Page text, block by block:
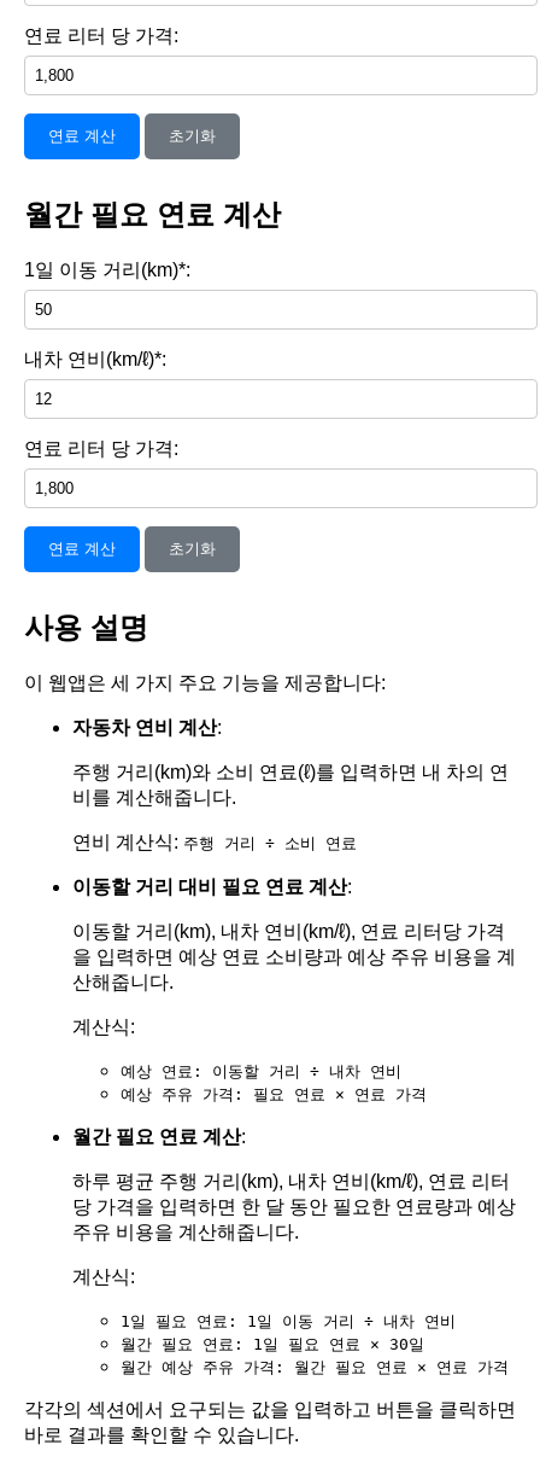
연료 리터 당 가격:
연료 계산 초기화
월간 필요 연료 계산
1일 이동 거리(km)*:
내차 연비(km/ℓ)*:
연료 리터 당 가격:
연료 계산 초기화
사용 설명
이 웹앱은 세 가지 주요 기능을 제공합니다:
자동차 연비 계산:
주행 거리(km)와 소비 연료(ℓ)를 입력하면 내 차의 연
비를 계산해줍니다.
연비 계산식: 주행 거리 ÷ 소비 연료
이동할 거리 대비 필요 연료 계산:
이동할 거리(km), 내차 연비(km/ℓ), 연료 리터당 가격
을 입력하면 예상 연료 소비량과 예상 주유 비용을 계
산해줍니다.
계산식:
예상 연료: 이동할 거리 ÷ 내차 연비
예상 주유 가격: 필요 연료 × 연료 가격
월간 필요 연료 계산:
하루 평균 주행 거리(km), 내차 연비(km/ℓ), 연료 리터
당 가격을 입력하면 한 달 동안 필요한 연료량과 예상
주유 비용을 계산해줍니다.
계산식:
1일 필요 연료: 1일 이동 거리 ÷ 내차 연비
월간 필요 연료: 1일 필요 연료 × 30일
월간 예상 주유 가격: 월간 필요 연료 × 연료 가격
각각의 섹션에서 요구되는 값을 입력하고 버튼을 클릭하면
바로 결과를 확인할 수 있습니다.